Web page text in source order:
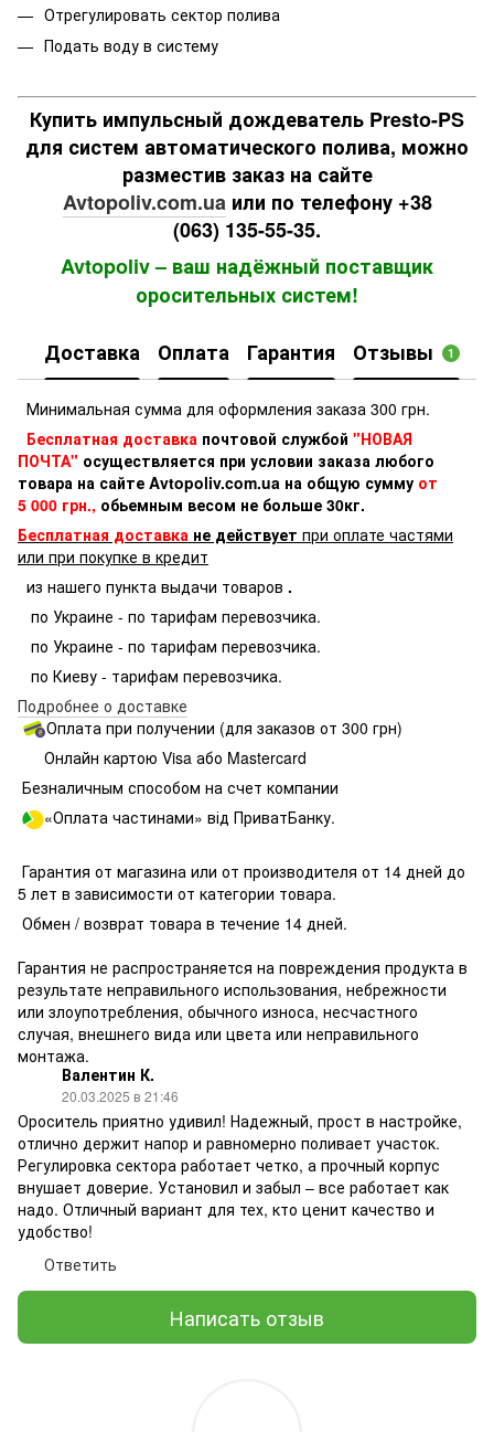
Отрегулировать сектор полива
Подать воду в систему
Купить импульсный дождеватель Presto-PS
для систем автоматического полива, можно
разместив заказ на сайте
Avtopoliv.com.uaили по телефону +38
(063) 135-55-35.
Avtopoliv – ваш надёжный поставщик
оросительных систем!
Доставка Оплата Гарантия Отзывы 1
Минимальная сумма для оформления заказа 300 грн.
Бесплатная доставка почтовой службой "НОВАЯ
ПОЧТА" осуществляется при условии заказа любого
товара на сайте Avtopoliv.com.ua на общую сумму от
5 000 грн., обьемным весом не больше 30кг.
Бесплатная доставка не действует при оплате частями
или при покупке в кредит
из нашего пункта выдачи товаров .
по Украине - по тарифам перевозчика.
по Украине - по тарифам перевозчика.
по Киеву - тарифам перевозчика.
Подробнее о доставке
Оплата при получении (для заказов от 300 грн)
Онлайн картою Visa або Mastercard
Безналичным способом на счет компании
«Оплата частинами» від ПриватБанку.
Гарантия от магазина или от производителя от 14 дней до
5 лет в зависимости от категории товара.
Обмен / возврат товара в течение 14 дней.
Гарантия не распространяется на повреждения продукта в
результате неправильного использования, небрежности
или злоупотребления, обычного износа, несчастного
случая, внешнего вида или цвета или неправильного
монтажа.
Валентин К.
20.03.2025 в 21:46
Ороситель приятно удивил! Надежный, прост в настройке,
отлично держит напор и равномерно поливает участок.
Регулировка сектора работает четко, а прочный корпус
внушает доверие. Установил и забыл – все работает как
надо. Отличный вариант для тех, кто ценит качество и
удобство!
Ответить
Написать отзыв